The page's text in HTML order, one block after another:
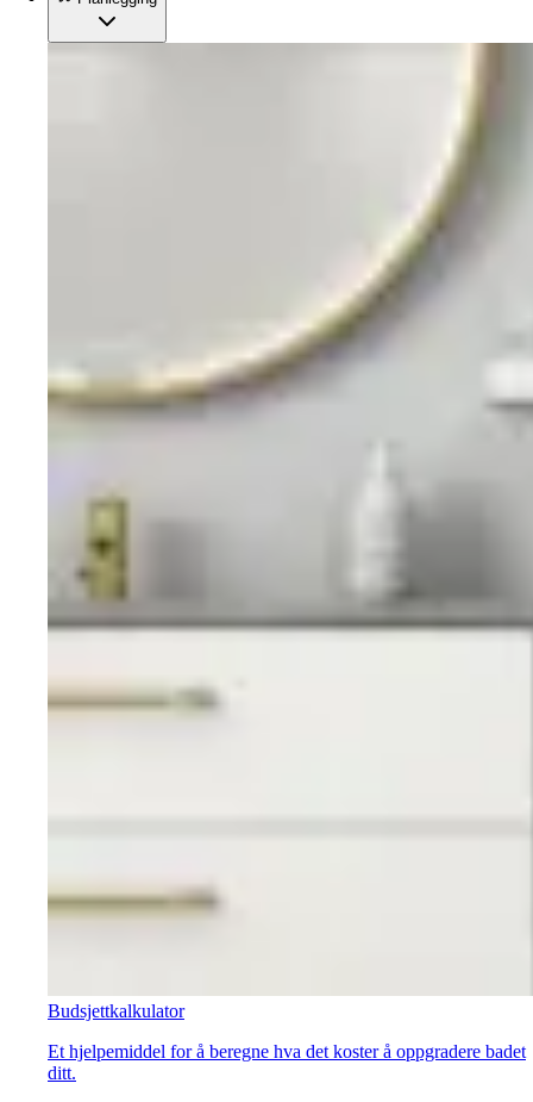
Budsjettkalkulator
Et hjelpemiddel for å beregne hva det koster å oppgradere badet
ditt.